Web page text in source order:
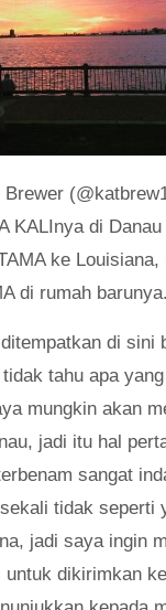
Brewer
KALInya di
ke
di rumah barunya.
di sini
tahu apa
mungkin akan
jadi itu hal
sangat
tidak seperti
jadi saya ingin
untuk dikirimkan